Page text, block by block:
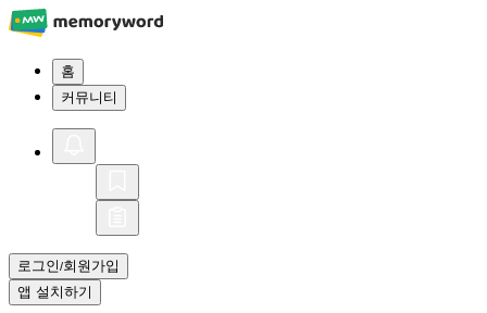
홈
커뮤니티
로그인/회원가입
앱 설치하기